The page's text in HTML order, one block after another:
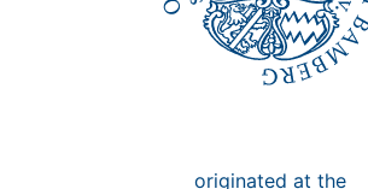
originated at the